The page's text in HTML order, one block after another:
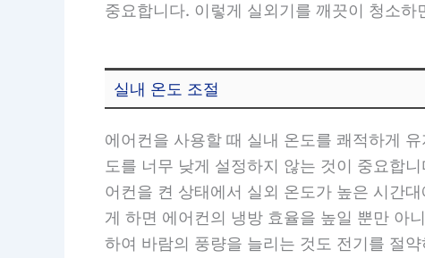
중요합니다. 이렇게 실외기를 깨끗이 청소
실내 온도 조절
에어컨을 사용할 때 실내 온도를 쾌적하게
도를 너무 낮게 설정하지 않는 것이 중요합
어컨을 켠 상태에서 실외 온도가 높은 시간
게 하면 에어컨의 냉방 효율을 높일 뿐만 아
하여 바람의 풍량을 늘리는 것도 전기를 절